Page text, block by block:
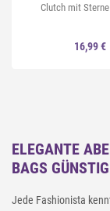
Clutch mit
16,99 €
ELEGANTE
BAGS
Jede Fashionista